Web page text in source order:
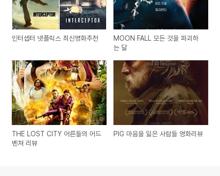
인터셉터 넷플릭스 최신영화추천
MOON FALL 모든 것을 파괴하
는 달
THE LOST CITY 어른들의 어드
벤쳐 리뷰
PIG 마음을 잃은 사람들 영화리뷰